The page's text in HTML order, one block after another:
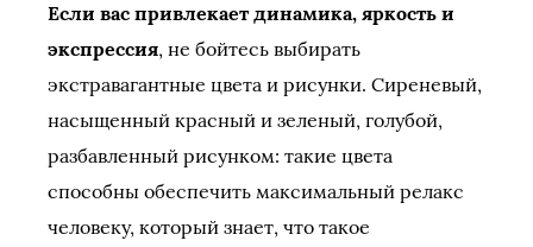
Если вас привлекает динамика, яркость и
экспрессия, не бойтесь выбирать
экстравагантные цвета и рисунки. Сиреневый,
насыщенный красный и зеленый, голубой,
разбавленный рисунком: такие цвета
способны обеспечить максимальный релакс
человеку, который знает, что такое